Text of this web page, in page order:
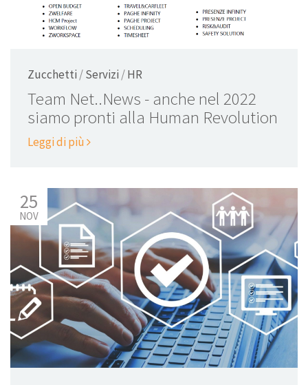
Zucchetti /Servizi /HR
Team Net..News - anche nel 2022
siamo pronti alla Human Revolution
Leggi di più
25
NOV